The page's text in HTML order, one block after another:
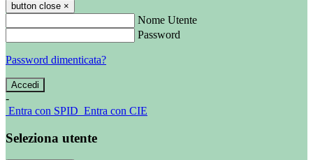
button close ×
Nome Utente
Password
Password dimenticata?
-
Entra con SPID Entra con CIE
Seleziona utente